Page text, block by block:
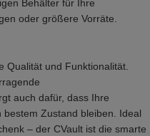
Behälter für Ihre
oder größere Vorräte.
Qualität und Funktionalität.
auch dafür, dass Ihre
Zustand bleiben. Ideal
– der CVault ist die smarte